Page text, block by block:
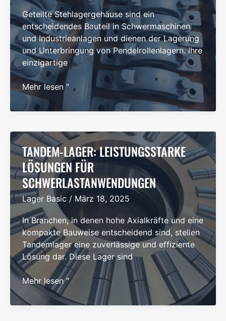
Geteilte Stehlagergehäuse sind ein
entscheidendes Bauteil in Schwermaschinen
und Industrieanlagen und dienen der Lagerung
und Unterbringung von Pendelrollenlagern. Ihre
einzigartige
Verständnis
von
geteilten
Mehr lesen "
TANDEM-LAGER: LEISTUNGSSTARKE
LÖSUNGEN FÜR
SCHWERLASTANWENDUNGEN
Lager Basic / März 18, 2025
In Branchen, in denen hohe Axialkräfte und eine
kompakte Bauweise entscheidend sind, stellen
Tandemlager eine zuverlässige und effiziente
Lösung dar. Diese Lager sind
Tandem-
Lager:
Leistungsstarke
Mehr lesen "